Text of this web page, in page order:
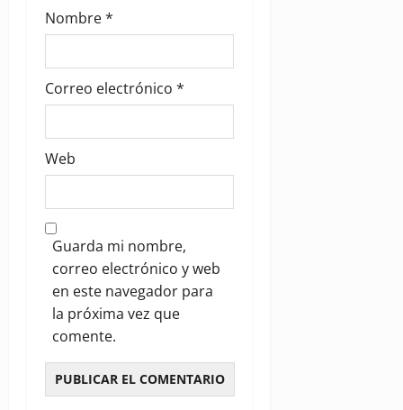
Nombre*
Correo electrónico *
Web
Guarda mi nombre,
correo electrónico y web
en este navegador para
la próxima vez que
comente.